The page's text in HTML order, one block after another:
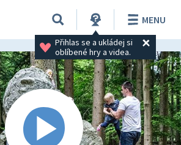
Přihlas se a ukládej si
oblíbené hry a videa.
MENU